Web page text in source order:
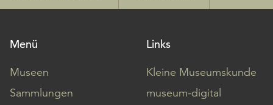
Menü
Museen
Sammlungen
Links
Kleine Museumskunde
museum-digital